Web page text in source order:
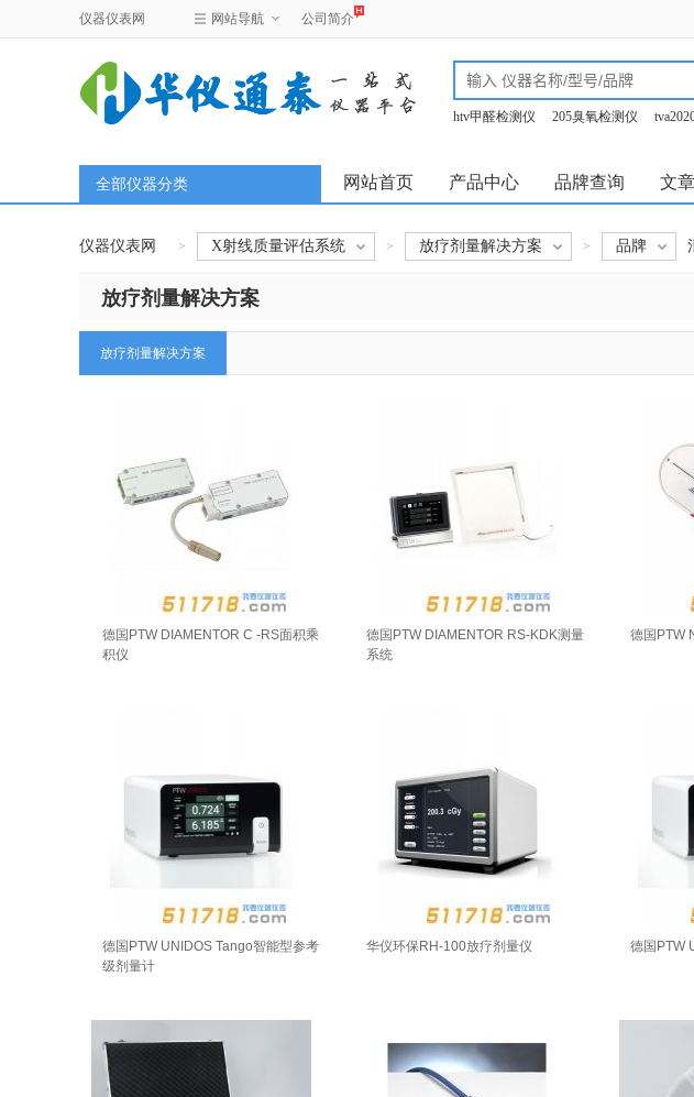
仪器仪表网 网站导航 公司简介
htv甲醛检测仪 205臭氧检测仪
网站首页 产品中心 品牌查询 文
全部仪器分类
仪器仪表网 > X射线质量评估系统 > 放疗剂量解决方案 > 品牌
放疗剂量解决方案
放疗剂量解决方案
德国PTW DIAMENTOR C -RS面积乘
积仪
德国PTW DIAMENTOR RS-KDK测量
系统
德国PTW
德国PTW UNIDOS Tango智能型参考
级剂量计
华仪环保RH-100放疗剂量仪 德国PTW